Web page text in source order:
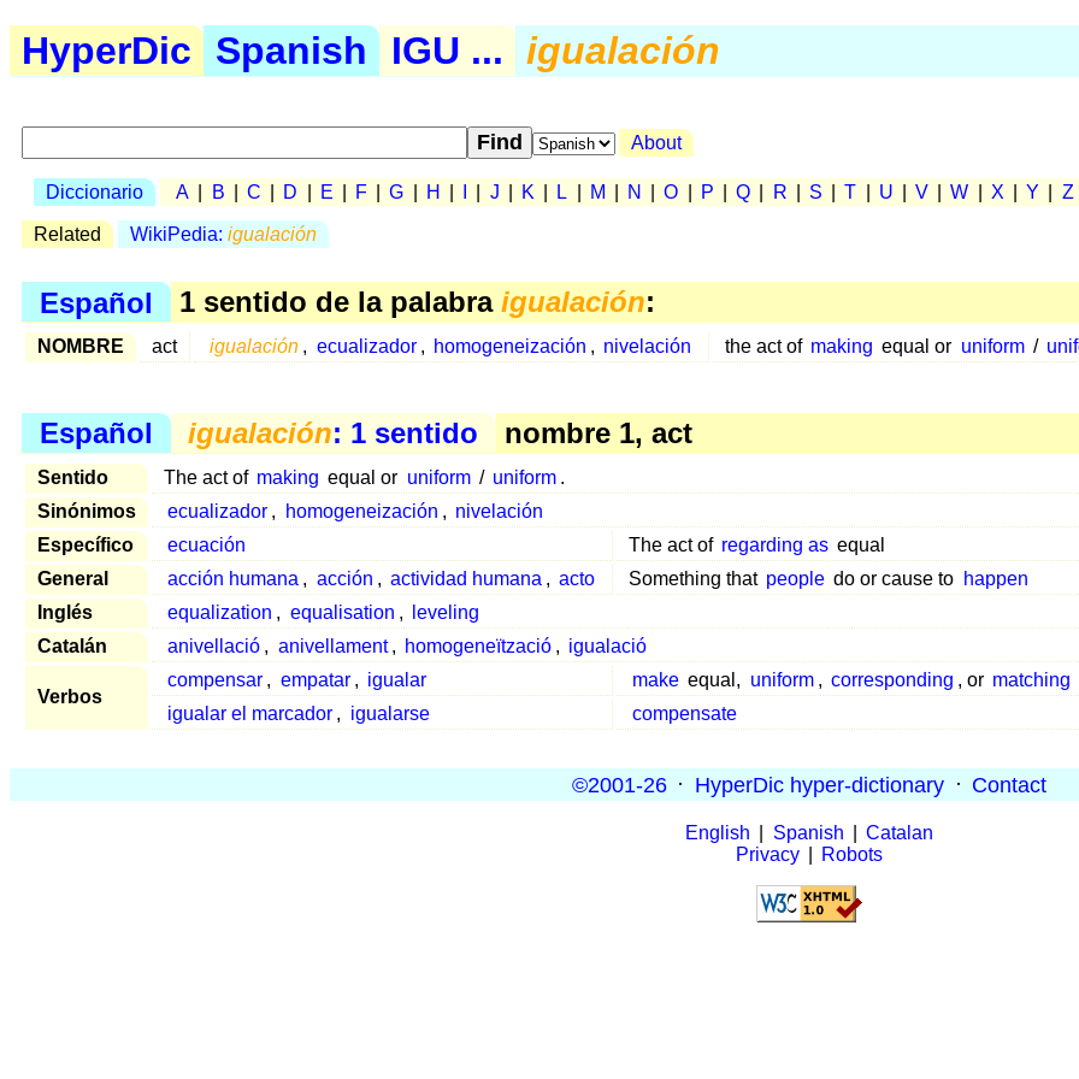
HyperDic Spanish IGU ... igualación
About
Diccionario A B C D E F G H J K L M N O P Q R S T U V W X Y Z
Related WikiPedia: igualación
Español 1 sentido de la palabra igualación:
NOMBRE act igualación , ecualizador , homogeneización , nivelación the act of making equal or uniform /
Español igualación: 1 sentido nombre 1, act
Sentido The act of making equal or uniform / uniform .
Sinónimos
ecualizador , homogeneización , nivelación
Específico
ecuación The act of regarding as equal
General
acción humana , acción , actividad humana , acto Something that people do or cause to happen
Inglés
equalization , equalisation ,
leveling
Catalán
anivellació , anivellament , homogeneïtzació , igualació
Verbos
compensar , empatar , igualar make equal, uniform , corresponding , or matching
igualar el marcador , igualarse compensate
©2001-26 · HyperDic hyper-dictionary · Contact
English Spanish
Catalan
Privacy
Robots